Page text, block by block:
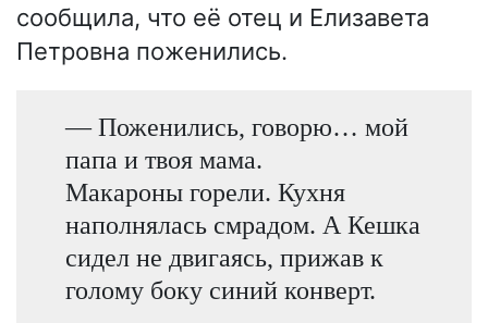
сообщила, что её отец и Елизавета
Петровна поженились.
— Поженились, говорю… мой
папа и твоя мама.
Макароны горели. Кухня
наполнялась смрадом. А Кешка
сидел не двигаясь, прижав к
голому боку синий конверт.